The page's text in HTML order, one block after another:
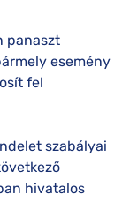
panaszt
esemény
fel
szabályai
hivatalos